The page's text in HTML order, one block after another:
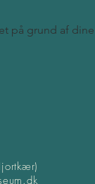
på grund af
um.dk